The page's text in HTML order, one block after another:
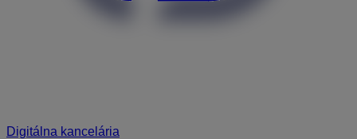
Digitálna kancelária